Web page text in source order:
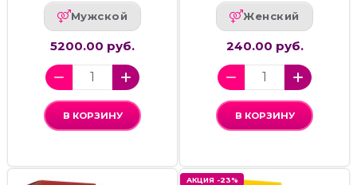
Мужской
5200.00 руб.
В КОРЗИНУ
Женский
240.00 руб.
В КОРЗИНУ
АКЦИЯ -23%